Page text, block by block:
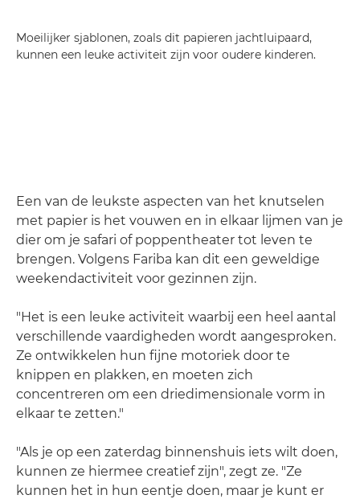
Moeilijker sjablonen, zoals dit papieren jachtluipaard,
kunnen een leuke activiteit zijn voor oudere kinderen.
Een van de leukste aspecten van het knutselen
met papier is het vouwen en in elkaar lijmen van je
dier om je safari of poppentheater tot leven te
brengen. Volgens Fariba kan dit een geweldige
weekendactiviteit voor gezinnen zijn.
"Het is een leuke activiteit waarbij een heel aantal
verschillende vaardigheden wordt aangesproken.
Ze ontwikkelen hun fijne motoriek door te
knippen en plakken, en moeten zich
concentreren om een driedimensionale vorm in
elkaar te zetten."
"Als je op een zaterdag binnenshuis iets wilt doen,
kunnen ze hiermee creatief zijn", zegt ze. "Ze
kunnen het in hun eentje doen, maar je kunt er